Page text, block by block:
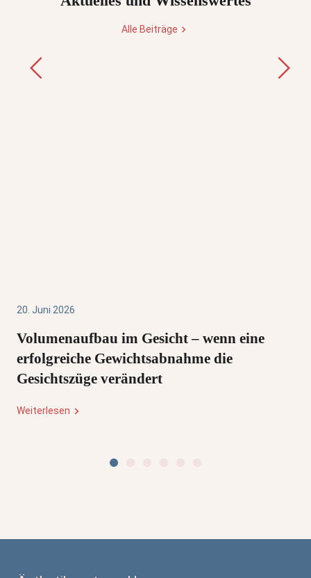
Alle Beiträge
20. Juni 2026
Volumenaufbau im Gesicht – wenn eine
erfolgreiche Gewichtsabnahme die
Gesichtszüge verändert
Weiterlesen